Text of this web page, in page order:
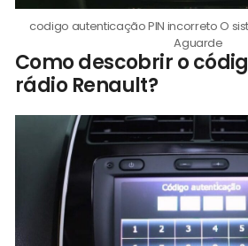
codigo autenticação PIN incorreto O
Aguarde
Como descobrir o
rádio Renault?